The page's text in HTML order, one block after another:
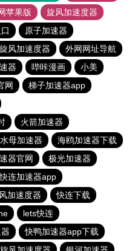
苹果版
旋风加速度器
原子加速器
旋风加速度器
外网网址导航
器 哔咔漫画
小美
网
梯子加速器app
火箭加速器
水母加速器
海鸥加速器下载
器官网
极光加速器
快连加速器app
加速度器
快连下载
lets快连
快鸭加速器app下载